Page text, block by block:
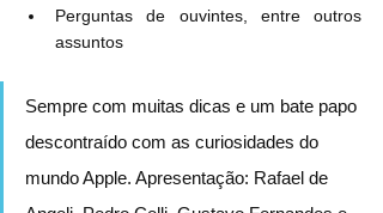
Perguntas de ouvintes, entre outros
assuntos
Sempre com muitas dicas e um bate papo
descontraído com as curiosidades do
mundo Apple. Apresentação: Rafael de